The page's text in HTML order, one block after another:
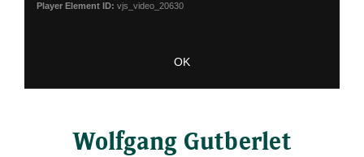
Player Element ID: vjs_video_20630
OK
Wolfgang Gutberlet